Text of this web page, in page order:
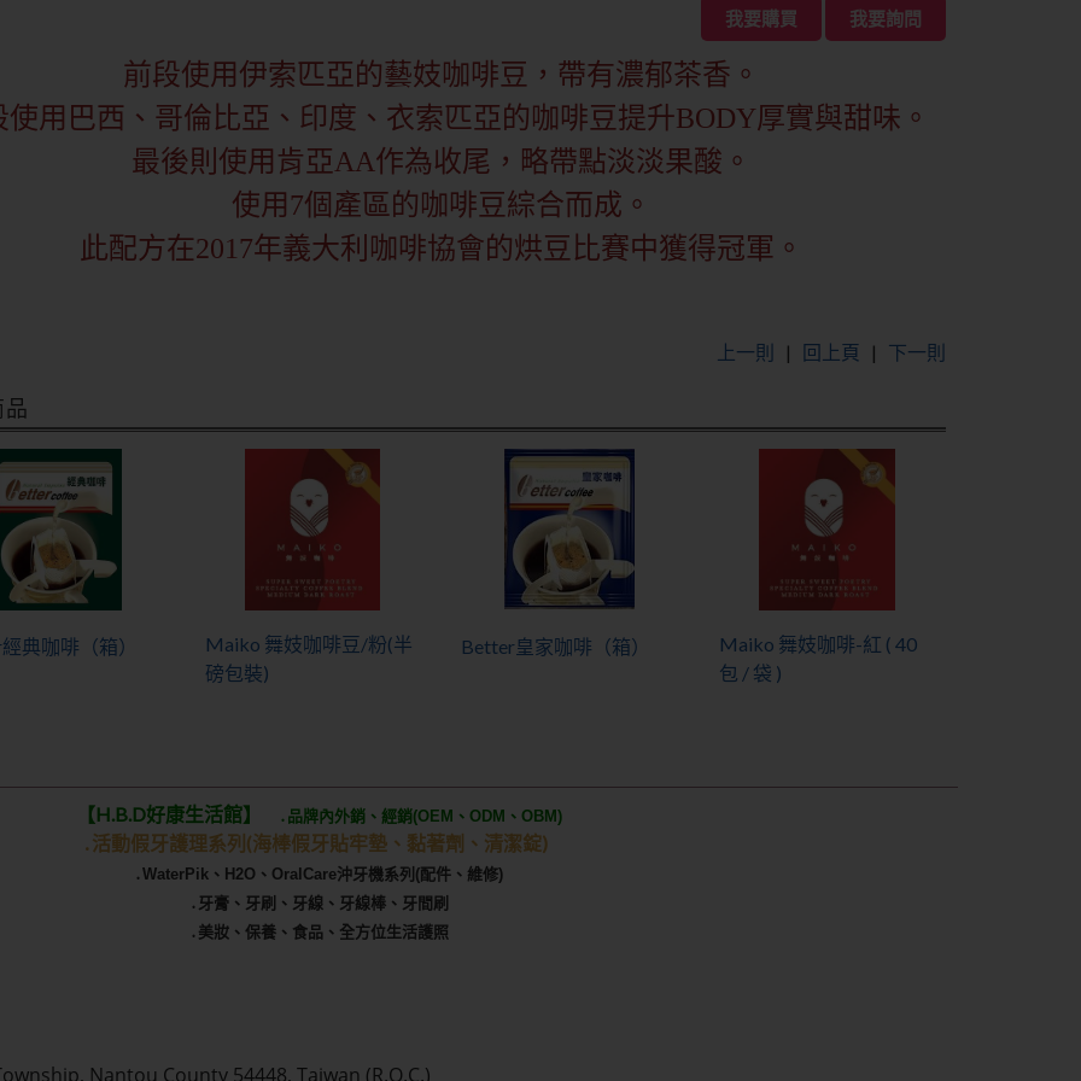
我要購買 我要詢問
前段使用伊索匹亞的藝妓咖啡豆，帶有濃郁茶香。
使用巴西、哥倫比亞、印度、衣索匹亞的咖啡豆提升BODY厚實與甜味。
最後則使用肯亞AA作為收尾，略帶點淡淡果酸。
使用7個產區的咖啡豆綜合而成。
此配方在2017年義大利咖啡協會的烘豆比賽中獲得冠軍。
上一則 | 回上頁 | 下一則
典咖啡（箱）
Maiko 舞妓咖啡豆/粉(半
磅包裝)
Better皇家咖啡（箱）
Maiko 舞妓咖啡-紅 ( 40
包 / 袋 )
【H.B.D好康生活館】 ․品牌內外銷、經銷(OEM、ODM、OBM)
․活動假牙護理系列(海棒假牙貼牢墊 、黏著劑、清潔錠)
․WaterPik、H2O、OralCare沖牙機系列(配件、維修)
․牙膏、牙刷、牙線、牙線棒、牙間刷
․美妝、保養、食品、全方位生活護照
Nantou County 54448, Taiwan (R.O.C.)